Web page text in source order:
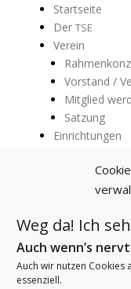
Weg da! Ich
Auch wenn’s
Auch wir nutzen Cookies
essenziell.
Startseite
Der TSE
Verein
Vorstand /
Mitglied
Satzung
Einrichtungen
Fröbelhaus
Villa
Trägerleitbild
Arbeiten bei
Aktuelles